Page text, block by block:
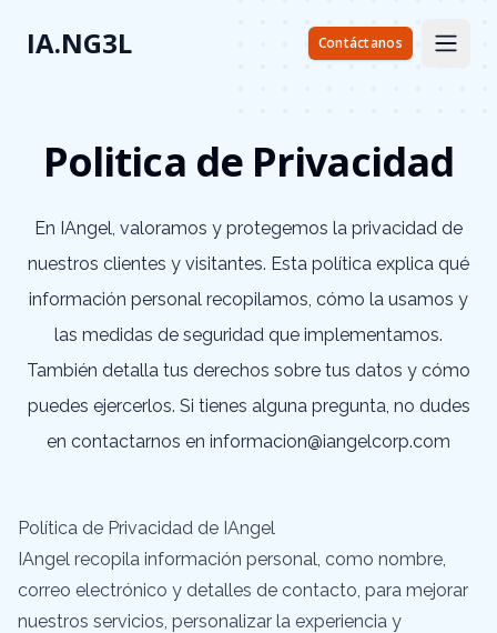
IA.NG3L Contáctanos Open
Politica de Privacidad
En IAngel, valoramos y protegemos la privacidad de
nuestros clientes y visitantes. Esta política explica qué
información personal recopilamos, cómo la usamos y
las medidas de seguridad que implementamos.
También detalla tus derechos sobre tus datos y cómo
puedes ejercerlos. Si tienes alguna pregunta, no dudes
en contactarnos en informacion@iangelcorp.com
Política de Privacidad de IAngel
IAngel recopila información personal, como nombre,
correo electrónico y detalles de contacto, para mejorar
nuestros servicios, personalizar la experiencia y